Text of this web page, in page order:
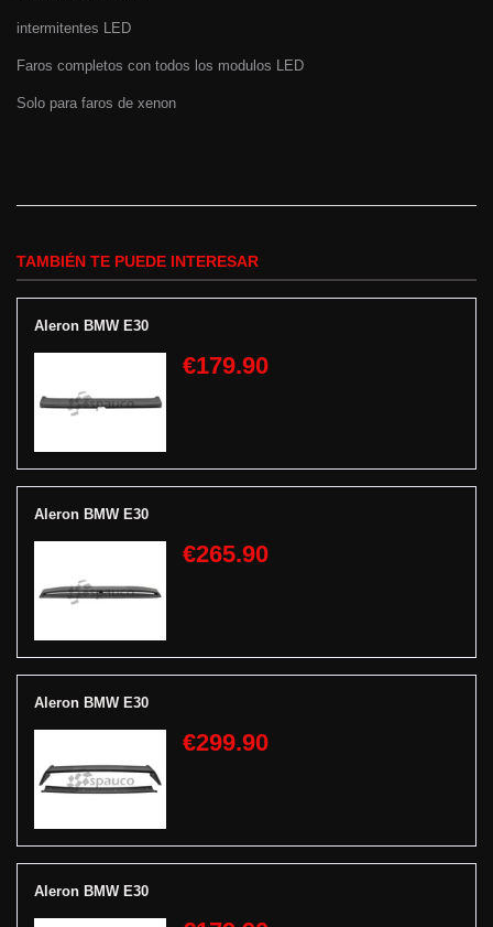
intermitentes LED
Faros completos con todos los modulos LED
Solo para faros de xenon
TAMBIÉN TE PUEDE INTERESAR
Aleron BMW E30
€179.90
Aleron BMW E30
€265.90
Aleron BMW E30
€299.90
Aleron BMW E30